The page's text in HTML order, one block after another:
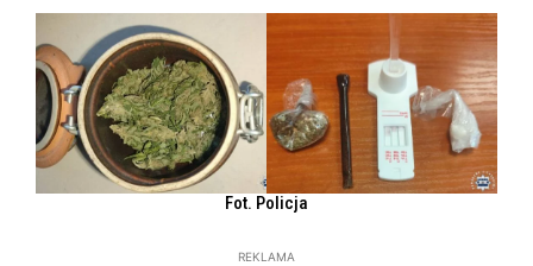
Fot. Policja
REKLAMA